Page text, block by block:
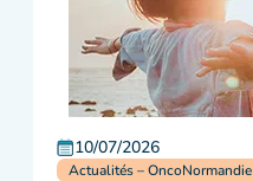
10/07/2026
Actualités – OncoNormandie